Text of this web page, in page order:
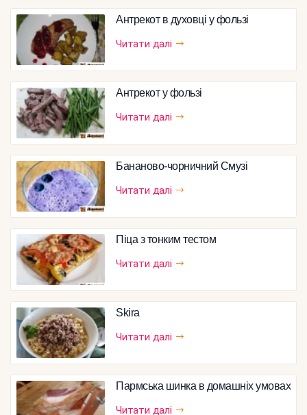
Антрекот в духовці у фользі
Читати далі
Антрекот у фользі
Читати далі
Бананово-чорничний Смузі
Читати далі
Піца з тонким тестом
Читати далі
Skira
Читати далі
Пармська шинка в домашніх умовах
Читати далі